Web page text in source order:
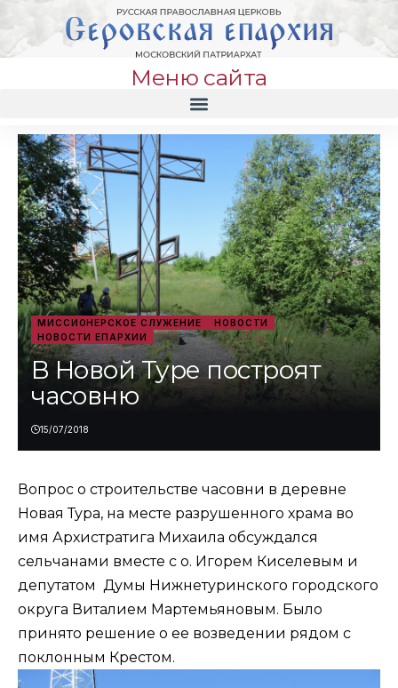
Меню сайта
МИССИОНЕРСКОЕ СЛУЖЕНИЕ
НОВОСТИ
НОВОСТИ ЕПАРХИИ
В Новой Туре построят
часовню
15/07/2018
Вопрос о строительстве часовни в деревне
Новая Тура, на месте разрушенного храма во
имя Архистратига Михаила обсуждался
сельчанами вместе с о. Игорем Киселевым и
депутатом Думы Нижнетуринского городского
округа Виталием Мартемьяновым. Было
принято решение о ее возведении рядом с
поклонным Крестом.